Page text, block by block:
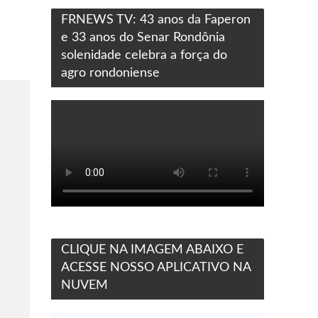
FRNEWS TV: 43 anos da Faperon
e 33 anos do Senar Rondônia
solenidade celebra a força do
agro rondoniense
CLIQUE NA IMAGEM ABAIXO E
ACESSE NOSSO APLICATIVO NA
NUVEM